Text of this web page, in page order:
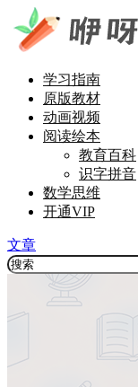
学习指南
原版教材
动画视频
阅读绘本
教育百科
识字拼音
数学思维
开通VIP
文章